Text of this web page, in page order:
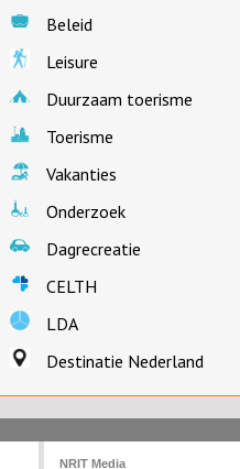
Beleid
Leisure
Duurzaam toerisme
Toerisme
Vakanties
Onderzoek
Dagrecreatie
CELTH
LDA
Destinatie Nederland
NRIT Media